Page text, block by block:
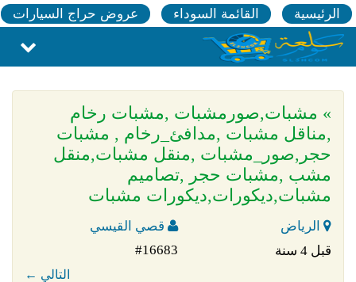
الرئيسية القائمة السوداء عروض حراج السيارات
» مشبات,صورمشبات ,مشبات رخام
,مناقل مشبات ,مدافئ_رخام , مشبات
حجر,صور_مشبات ,منقل مشبات,منقل
مشب ,مشبات حجر ,تصاميم
مشبات,ديكورات,ديكورات مشبات
الرياض
قصي القيسي
قبل 4 سنة
#16683
← التالي